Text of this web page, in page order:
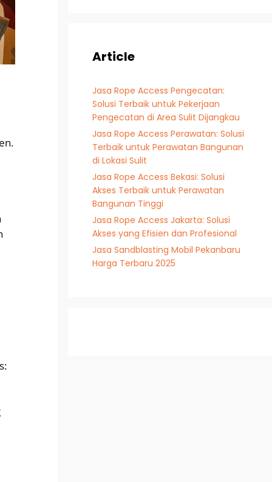
Article
Jasa Rope Access Pengecatan:
Solusi Terbaik untuk Pekerjaan
Pengecatan di Area Sulit Dijangkau
Jasa Rope Access Perawatan: Solusi
Terbaik untuk Perawatan Bangunan
di Lokasi Sulit
Jasa Rope Access Bekasi: Solusi
Akses Terbaik untuk Perawatan
Bangunan Tinggi
Jasa Rope Access Jakarta: Solusi
Akses yang Efisien dan Profesional
Jasa Sandblasting Mobil Pekanbaru
Harga Terbaru 2025